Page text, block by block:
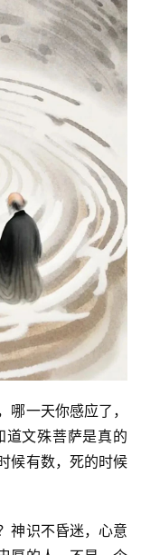
一天你感应了，
文殊菩萨是真的
候有数，死的时候
神识不昏迷，心意